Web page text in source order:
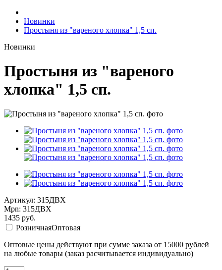
Новинки
Простыня из "вареного хлопка" 1,5 сп.
Новинки
Простыня из "вареного
хлопка" 1,5 сп.
Артикул: 315ДВХ
Mpn: 315ДВХ
1435 руб.
РозничнаяОптовая
Оптовые цены действуют при сумме заказа от 15000 рублей
на любые товары (заказ расчитывается индивидуально)